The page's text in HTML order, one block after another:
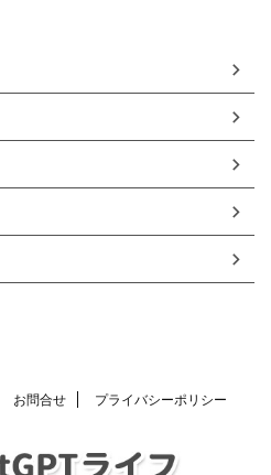
お問合せ プライバシーポリシー